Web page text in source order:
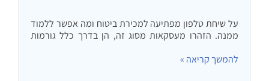
על שיחת טלפון מפתיעה למכירת ביטוח ומה אפשר ללמוד
ממנה. הזהרו מעסקאות מסוג זה, הן בדרך כלל גורמות
להמשך קריאה »